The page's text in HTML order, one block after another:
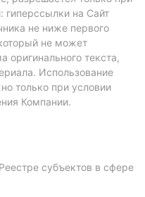
на Сайт
не ниже первого
не может
оригинального текста,
Использование
только при условии
Компании.
субъектов в сфере